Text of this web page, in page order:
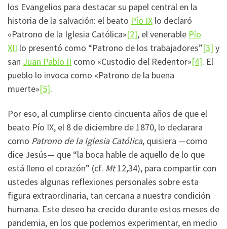
los Evangelios para destacar su papel central en la
historia de la salvación: el beato Pío IX lo declaró
«Patrono de la Iglesia Católica»[2], el venerable Pío
XII lo presentó como “Patrono de los trabajadores”[3] y
san Juan Pablo II como «Custodio del Redentor»[4]. El
pueblo lo invoca como «Patrono de la buena
muerte»[5].
Por eso, al cumplirse ciento cincuenta años de que el
beato Pío IX, el 8 de diciembre de 1870, lo declarara
como Patrono de la Iglesia Católica, quisiera —como
dice Jesús— que “la boca hable de aquello de lo que
está lleno el corazón” (cf. Mt12,34), para compartir con
ustedes algunas reflexiones personales sobre esta
figura extraordinaria, tan cercana a nuestra condición
humana. Este deseo ha crecido durante estos meses de
pandemia, en los que podemos experimentar, en medio